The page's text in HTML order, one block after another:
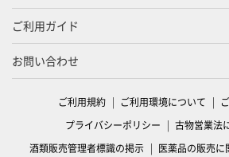
ご利用ガイド
お問い合わせ
ご利用規約 ご利用環境について
プライバシーポリシー
古物営業法
酒類販売管理者標識の掲示
医薬品の販売に